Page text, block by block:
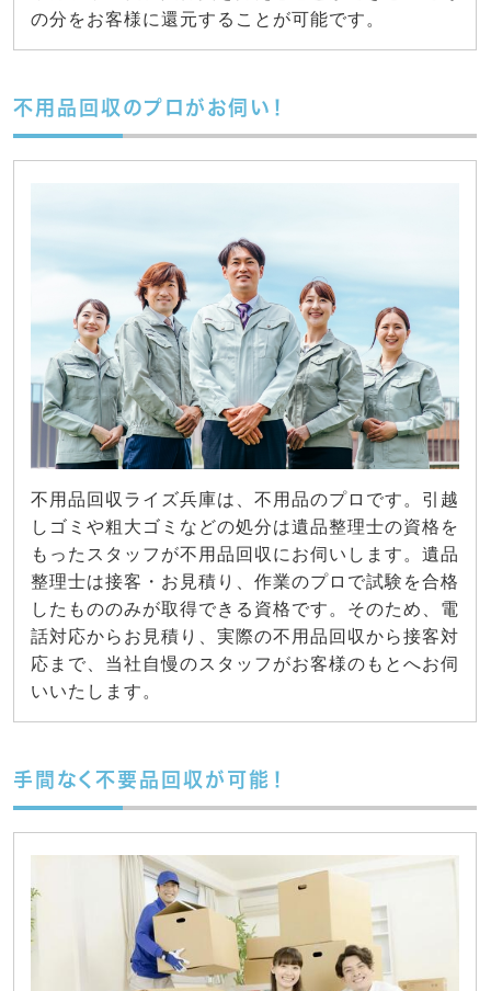
の分をお客様に還元することが可能です。
不用品回収のプロがお伺い！
不用品回収ライズ兵庫は、不用品のプロです。引越
しゴミや粗大ゴミなどの処分は遺品整理士の資格を
もったスタッフが不用品回収にお伺いします。遺品
整理士は接客・お見積り、作業のプロで試験を合格
したもののみが取得できる資格です。そのため、電
話対応からお見積り、実際の不用品回収から接客対
応まで、当社自慢のスタッフがお客様のもとへお伺
いいたします。
手間なく不要品回収が可能！